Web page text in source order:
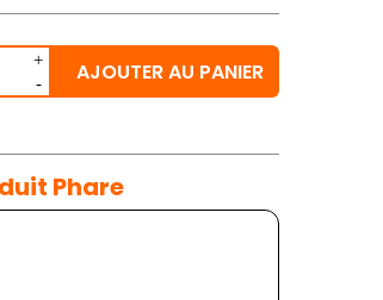
AJOUTER AU PANIER
Phare